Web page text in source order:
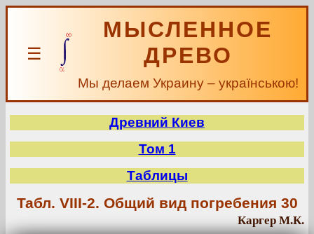
☰
МЫСЛЕННОЕ
ДРЕВО
Мы делаем Украину – українською!
Древний Киев
Том 1
Таблицы
Табл. VIII-2. Общий вид погребения 30
Каргер М.К.